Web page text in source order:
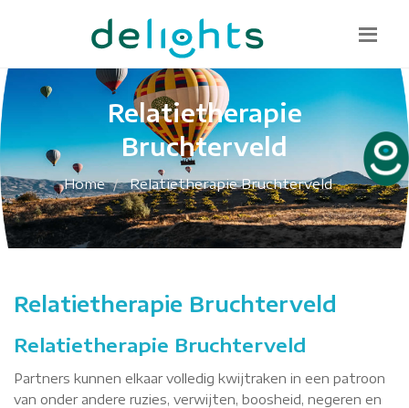
085 130 1482
info@delights.nu
Relatietherapie
Bruchterveld
Home Relatietherapie Bruchterveld
Relatietherapie Bruchterveld
Relatietherapie Bruchterveld
Partners kunnen elkaar volledig kwijtraken in een patroon
van onder andere ruzies, verwijten, boosheid, negeren en